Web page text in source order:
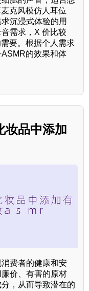
克风模仿人耳位
沉浸式体验的用
需求，X 价比较
要。根据个人需求
的效果和体
妆品中添加
费者的健康和安
价、有害的原材
，从而导致潜在的